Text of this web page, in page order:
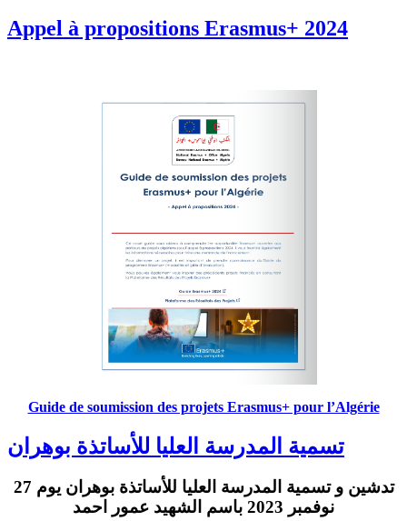
Appel à propositions Erasmus+ 2024
Guide de soumission des projets Erasmus+ pour l’Algérie
تسمية المدرسة العليا للأساتذة بوهران
تدشين و تسمية المدرسة العليا للأساتذة بوهران يوم 27
نوفمبر 2023 باسم الشهيد عمور احمد